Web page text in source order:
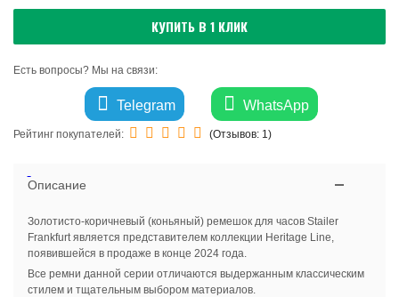
КУПИТЬ В 1 КЛИК
Есть вопросы? Мы на связи:
Telegram WhatsApp
Рейтинг покупателей: (Отзывов: 1)
Описание
Золотисто-коричневый (коньяный) ремешок для часов Stailer
Frankfurt является представителем коллекции Heritage Line,
появившейся в продаже в конце 2024 года.
Все ремни данной серии отличаются выдержанным классическим
стилем и тщательным выбором материалов.